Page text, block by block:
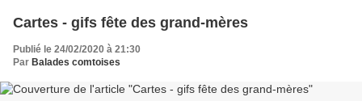
Cartes - gifs fête des grand-mères
Publié le 24/02/2020 à 21:30
Par Balades comtoises